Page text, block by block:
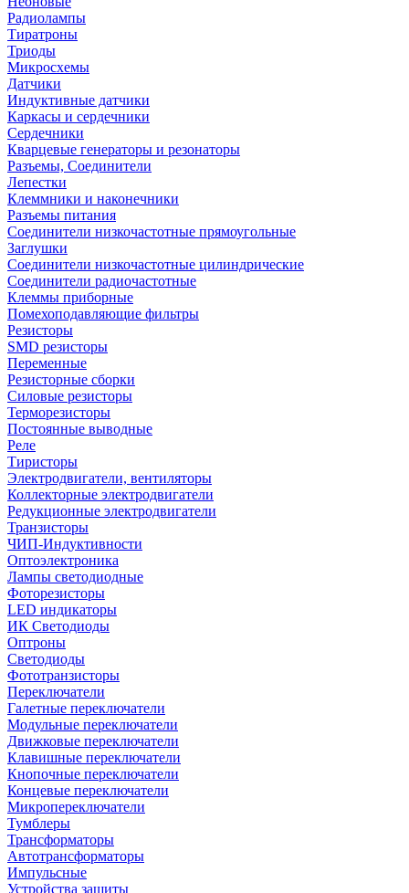
Радиолампы
Тиратроны
Триоды
Микросхемы
Датчики
Индуктивные датчики
Каркасы и сердечники
Сердечники
Кварцевые генераторы и резонаторы
Разъемы, Соединители
Лепестки
Клеммники и наконечники
Разъемы питания
Соединители низкочастотные прямоугольные
Заглушки
Соединители низкочастотные цилиндрические
Соединители радиочастотные
Клеммы приборные
Помехоподавляющие фильтры
Резисторы
SMD резисторы
Переменные
Резисторные сборки
Силовые резисторы
Терморезисторы
Постоянные выводные
Реле
Тиристоры
Электродвигатели, вентиляторы
Коллекторные электродвигатели
Редукционные электродвигатели
Транзисторы
ЧИП-Индуктивности
Оптоэлектроника
Лампы светодиодные
Фоторезисторы
LED индикаторы
ИК Светодиоды
Оптроны
Светодиоды
Фототранзисторы
Переключатели
Галетные переключатели
Модульные переключатели
Движковые переключатели
Клавишные переключатели
Кнопочные переключатели
Концевые переключатели
Микропереключатели
Тумблеры
Трансформаторы
Автотрансформаторы
Импульсные
Устройства защиты